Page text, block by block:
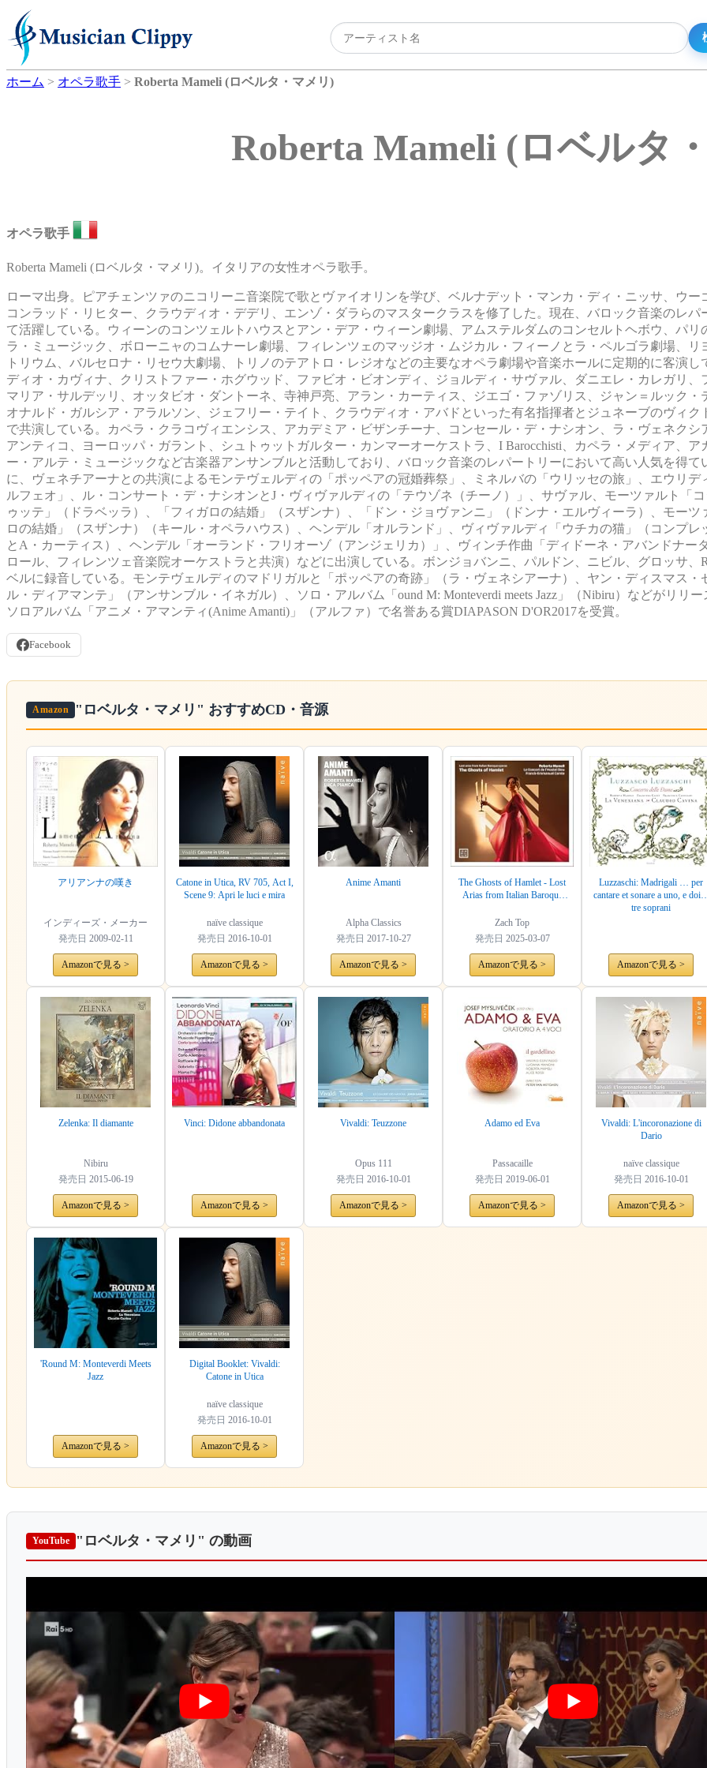
ホーム > オペラ歌手 > Roberta Mameli (ロベルタ・マメリ)
Roberta Mameli (ロベルタ
オペラ歌手
Roberta Mameli (ロベルタ・マメリ)。イタリアの女性オペラ歌手。
ローマ出身。ピアチェンツァのニコリーニ音楽院で歌とヴァイオリンを学び、ベルナデット・マンカ・ディ・ニッサ、ウー
コンラッド・リヒター、クラウディオ・デデリ、エンゾ・ダラらのマスタークラスを修了した。現在、バロック音楽のレパ
て活躍している。ウィーンのコンツェルトハウスとアン・デア・ウィーン劇場、アムステルダムのコンセルトヘボウ、パリ
ラ・ミュージック、ボローニャのコムナーレ劇場、フィレンツェのマッジオ・ムジカル・フィーノとラ・ペルゴラ劇場、リ
トリウム、バルセロナ・リセウ大劇場、トリノのテアトロ・レジオなどの主要なオペラ劇場や音楽ホールに定期的に客演し
ディオ・カヴィナ、クリストファー・ホグウッド、ファビオ・ビオンディ、ジョルディ・サヴァル、ダニエレ・カレガリ、
マリア・サルデッリ、オッタビオ・ダントーネ、寺神戸亮、アラン・カーティス、ジエゴ・ファゾリス、ジャン＝ルック・
オナルド・ガルシア・アラルソン、ジェフリー・テイト、クラウディオ・アバドといった有名指揮者とジュネーブのヴィク
で共演している。カペラ・クラコヴィエンシス、アカデミア・ビザンチーナ、コンセール・デ・ナシオン、ラ・ヴェネクシ
アンティコ、ヨーロッパ・ガラント、シュトゥットガルター・カンマーオーケストラ、I Barocchisti、カペラ・メディア、ア
ー・アルテ・ミュージックなど古楽器アンサンブルと活動しており、バロック音楽のレパートリーにおいて高い人気を得て
に、ヴェネチアーナとの共演によるモンテヴェルディの「ポッペアの冠婚葬祭」、ミネルバの「ウリッセの旅」、エウリデ
ルフェオ」、ル・コンサート・デ・ナシオンとJ・ヴィヴァルディの「テウゾネ（チーノ）」、サヴァル、モーツァルト「
ゥッテ」（ドラベッラ）、「フィガロの結婚」（スザンナ）、「ドン・ジョヴァンニ」（ドンナ・エルヴィーラ）、モーツ
ロの結婚」（スザンナ）（キール・オペラハウス）、ヘンデル「オルランド」、ヴィヴァルディ「ウチカの猫」（コンプレ
とA・カーティス）、ヘンデル「オーランド・フリオーゾ（アンジェリカ）」、ヴィンチ作曲「ディドーネ・アバンドナー
ロール、フィレンツェ音楽院オーケストラと共演）などに出演している。ボンジョバンニ、パルドン、ニビル、グロッサ、
ベルに録音している。モンテヴェルディのマドリガルと「ポッペアの奇跡」（ラ・ヴェネシアーナ）、ヤン・ディスマス・
ル・ディアマンテ」（アンサンブル・イネガル）、ソロ・アルバム「ound M: Monteverdi meets Jazz」（Nibiru）などがリリ
ソロアルバム「アニメ・アマンティ(Anime Amanti)」（アルファ）で名誉ある賞DIAPASON D'OR2017を受賞。
Facebook
Amazon "ロベルタ・マメリ" おすすめCD・音源
アリアンナの嘆き
インディーズ・メーカー
発売日 2009-02-11
Amazonで見る >
Catone in Utica, RV 705, Act I,
Scene 9: Apri le luci e mira
naïve classique
発売日 2016-10-01
Amazonで見る >
Anime Amanti
Alpha Classics
発売日 2017-10-27
Amazonで見る >
The Ghosts of Hamlet - Lost
Arias from Italian Baroque
Zach Top
発売日 2025-03-07
Amazonで見る >
Luzzaschi: Madrigali … per
cantare et sonare a uno, e doi,
tre soprani
Amazonで見る >
Zelenka: Il diamante
Nibiru
発売日 2015-06-19
Amazonで見る >
Vinci: Didone abbandonata
Amazonで見る >
Vivaldi: Teuzzone
Opus 111
発売日 2016-10-01
Amazonで見る >
Adamo ed Eva
Passacaille
発売日 2019-06-01
Amazonで見る >
Vivaldi: L'incoronazione di
Dario
naïve classique
発売日 2016-10-01
Amazonで見る >
'Round M: Monteverdi Meets
Jazz
Amazonで見る >
Digital Booklet: Vivaldi:
Catone in Utica
naïve classique
発売日 2016-10-01
Amazonで見る >
YouTube "ロベルタ・マメリ" の動画